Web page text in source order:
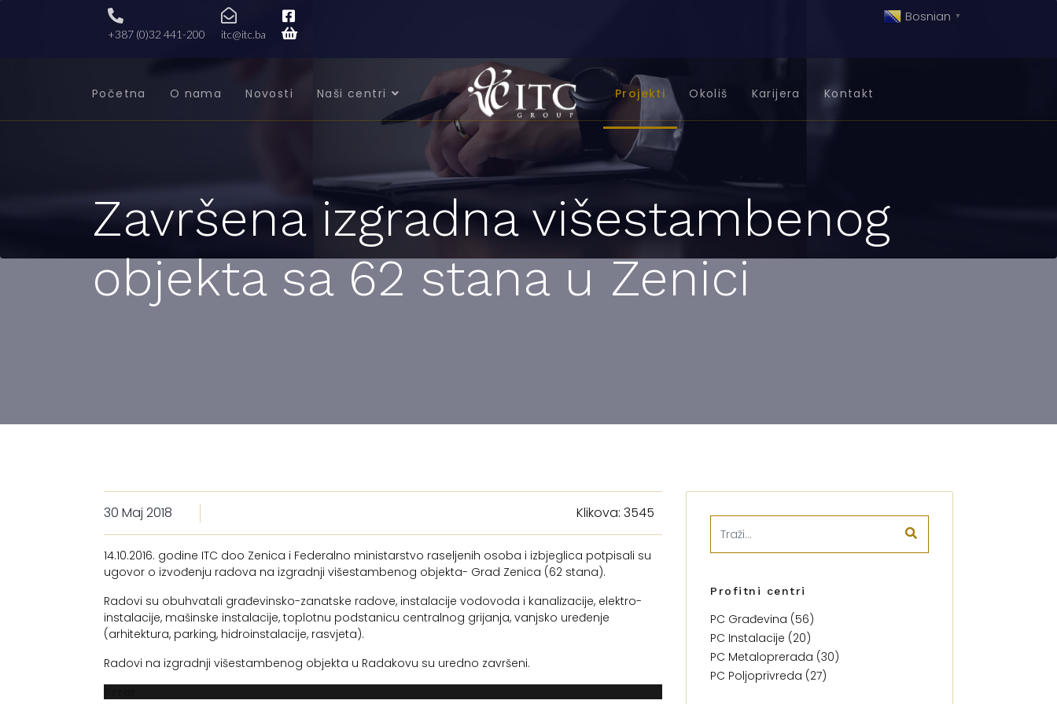
+387 (0)32 441-200 itc@itc.ba
Bosnian ▼
Početna O nama Novosti Naši centri Projekti Okoliš Karijera Kontakt
Završena izgradna višestambenog
objekta sa 62 stana u Zenici
30 Maj 2018 Klikova: 3545
14.10.2016. godine ITC doo Zenica i Federalno ministarstvo raseljenih osoba i izbjeglica potpisali su
ugovor o izvođenju radova na izgradnji višestambenog objekta- Grad Zenica (62 stana).
Radovi su obuhvatali građevinsko-zanatske radove, instalacije vodovoda i kanalizacije, elektro-
instalacije, mašinske instalacije, toplotnu podstanicu centralnog grijanja, vanjsko uređenje
(arhitektura, parking, hidroinstalacije, rasvjeta).
Radovi na izgradnji višestambenog objekta u Radakovu su uredno završeni.
Profitni centri
PC Građevina (56)
PC Instalacije (20)
PC Metaloprerada (30)
PC Poljoprivreda (27)